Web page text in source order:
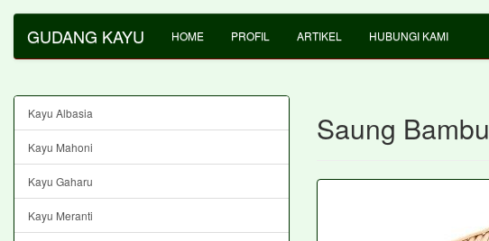
GUDANG KAYU HOME PROFIL ARTIKEL HUBUNGI KAMI
Saung Bambu
Kayu Albasia
Kayu Mahoni
Kayu Gaharu
Kayu Meranti